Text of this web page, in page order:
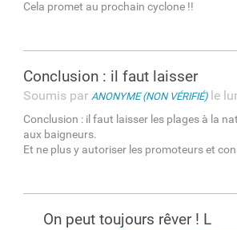
Cela promet au prochain cyclone !!
Conclusion : il faut laisser
Soumis parANONYME (NON VÉRIFIÉ)le
Conclusion : il faut laisser les plages à la
aux baigneurs.
Et ne plus y autoriser les promoteurs et
On peut toujours rêver ! L